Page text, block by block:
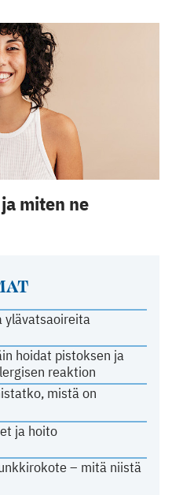
ylävatsaoireita
hoidat pistoksen ja
reaktion
mistä on
ja hoito
– mitä niistä
miten ne